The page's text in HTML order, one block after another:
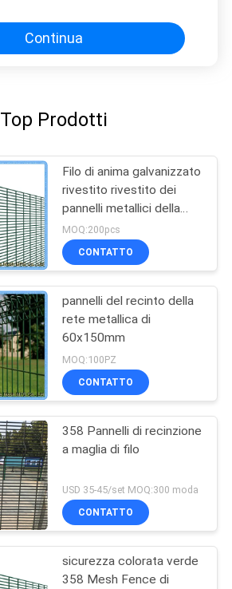
Continua
Top Prodotti
Filo di anima galvanizzato
rivestito rivestito dei
pannelli metallici della
maglia metallica del PVC
robusto per la prigione
MOQ:200pcs
CONTATTO
pannelli del recinto della
rete metallica di
60x150mm
MOQ:100PZ
CONTATTO
358 Pannelli di recinzione
a maglia di filo
USD 35-45/set MOQ:300 moda
CONTATTO
sicurezza colorata verde
358 Mesh Fence di